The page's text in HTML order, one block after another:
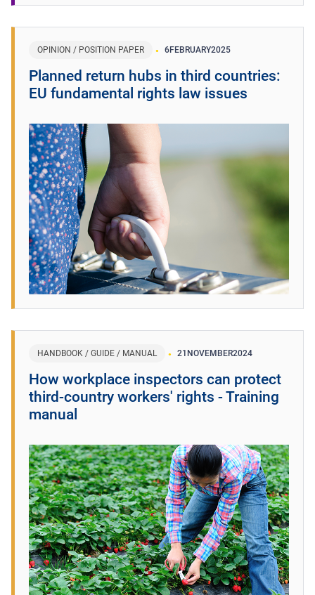
OPINION / POSITION PAPER 6FEBRUARY2025
Planned return hubs in third countries:
EU fundamental rights law issues
HANDBOOK / GUIDE / MANUAL 21NOVEMBER2024
How workplace inspectors can protect
third-country workers' rights - Training
manual